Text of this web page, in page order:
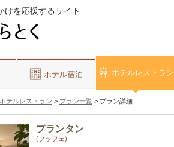
けを応援するサイト
ホテル宿泊 ホテルレストラン
ホテルレストラン > プラン一覧 > プラン詳細
プランタン
(ブッフェ)